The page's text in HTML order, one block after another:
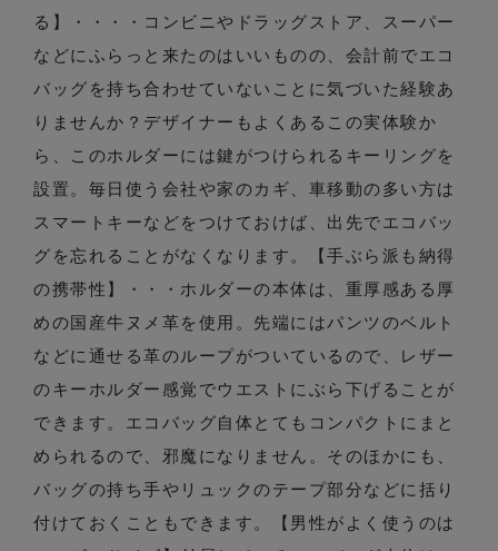
る】・・・・コンビニやドラッグストア、スーパー
などにふらっと来たのはいいものの、会計前でエコ
バッグを持ち合わせていないことに気づいた経験あ
りませんか？デザイナーもよくあるこの実体験か
ら、このホルダーには鍵がつけられるキーリングを
設置。毎日使う会社や家のカギ、車移動の多い方は
スマートキーなどをつけておけば、出先でエコバッ
グを忘れることがなくなります。【手ぶら派も納得
の携帯性】・・・ホルダーの本体は、重厚感ある厚
めの国産牛ヌメ革を使用。先端にはパンツのベルト
などに通せる革のループがついているので、レザー
のキーホルダー感覚でウエストにぶら下げることが
できます。エコバッグ自体とてもコンパクトにまと
められるので、邪魔になりません。そのほかにも、
バッグの持ち手やリュックのテープ部分などに括り
付けておくこともできます。【男性がよく使うのは